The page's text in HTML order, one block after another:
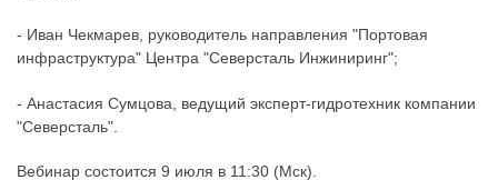
- Иван Чекмарев, руководитель направления "Портовая
инфраструктура" Центра "Северсталь Инжиниринг";
- Анастасия Сумцова, ведущий эксперт-гидротехник компании
"Северсталь".
Вебинар состоится 9 июля в 11:30 (Мск).